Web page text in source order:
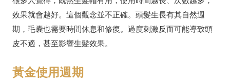
效果就會越好。這個觀念並不正確。頭髮生長有其自然週
期，毛囊也需要時間休息和修復。過度刺激反而可能導致頭
皮不適，甚至影響生髮效果。
黃金使用週期